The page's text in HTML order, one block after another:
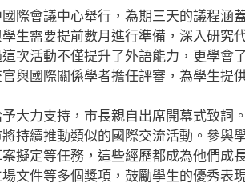
際會議中心舉行，為期三天的議程涵
生需要提前數月進行準備，深入研究
次活動不僅提升了外語能力，更學會
與國際關係學者擔任評審，為學生提
大力支持，市長親自出席開幕式致詞
持續推動類似的國際交流活動。參與
擬定等任務，這些經歷都成為他們成
文件等多個獎項，鼓勵學生的優秀表